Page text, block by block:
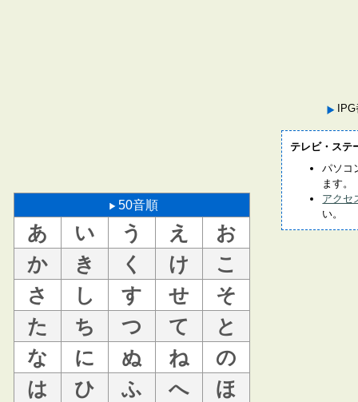
50音順
あ い う え
お
か
き く け
こ
さ
し す せ
そ
た
ち つ て
と
な
に ぬ ね
の
は
ひ ふ へ
ほ
テレビ・ステ
パソコ
ます。
アクセ
い。